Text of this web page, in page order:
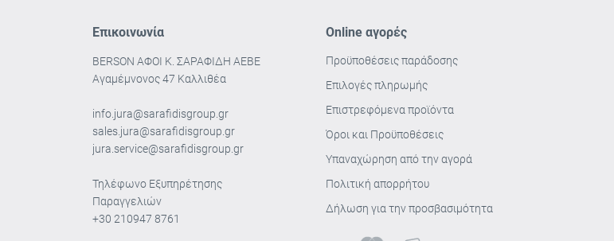
Επικοινωνία
ΒΕRSON ΑΦΟΙ Κ. ΣΑΡΑΦΙΔΗ ΑΕΒΕ
Αγαμέμνονος 47 Καλλιθέα
info.jura@sarafidisgroup.gr
sales.jura@sarafidisgroup.gr
jura.service@sarafidisgroup.gr
Τηλέφωνο Εξυπηρέτησης
Παραγγελιών
+30 210947 8761
Οnline αγορές
Προϋποθέσεις παράδοσης
Επιλογές πληρωμής
Επιστρεφόμενα προϊόντα
Όροι και Προϋποθέσεις
Υπαναχώρηση από την αγορά
Πολιτική απορρήτου
Δήλωση για την προσβασιμότητα